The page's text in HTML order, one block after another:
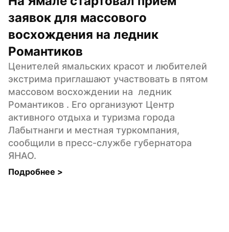
заявок для массового
восхождения на ледник
Романтиков
Ценителей ямальских красот и любителей
экстрима приглашают участвовать в пятом
массовом восхождении на  ледник
Романтиков . Его организуют Центр
активного отдыха и туризма города
Лабытнанги и местная туркомпания,
сообщили в пресс-службе губернатора
ЯНАО.
Подробнее >